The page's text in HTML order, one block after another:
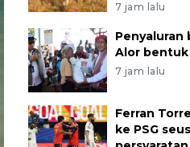
7 jam lalu
Penyaluran
Alor bentuk
7 jam lalu
Ferran
ke PSG